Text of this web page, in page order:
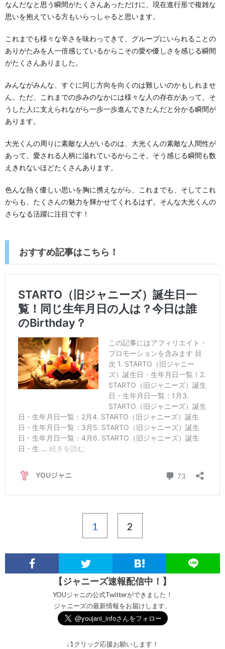
なんだなと思う瞬間がたくさんあっただけに、現在進行形で複雑な
思いを抱えている方もいらっしゃると思います。
これまでも様々な辛さを味わってきて、グループにいられることの
ありがたみを人一倍感じているからこその愛や優しさを感じる瞬間
がたくさんありました。
みんながみんな、すぐに同じ方向を向くのは難しいのかもしれませ
ん。ただ、これまでの歩みのなかには様々な人の存在があって、そ
うした人に支えられながら一歩一歩進んできたんだと分かる瞬間が
あります。
大光くんの周りに素敵な人がいるのは、大光くんの素敵な人間性が
あって、愛される人柄に溢れているからこそ。そう感じる瞬間も数
えきれないほどたくさんあります。
色んな熱く優しい思いを胸に携えながら、これまでも、そしてこれ
からも、たくさんの魅力を輝かせてくれるはず。そんな大光くんの
さらなる活躍に注目です！
おすすめ記事はこちら！
1 2
【ジャニーズ速報配信中！】
YOUジャニの公式Twitterができました！
ジャニーズの最新情報をお届けします。
↓1クリック応援お願いします！